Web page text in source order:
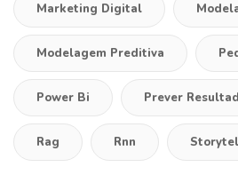
Marketing Digital
Modelagem Preditiva
Power Bi Prever
Rag Rnn